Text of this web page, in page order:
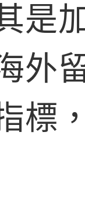
是
外
標